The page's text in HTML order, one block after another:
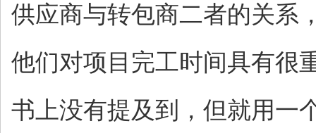
供应商与转包商二者的关系
他们对项目完工时间具有很
书上没有提及到，但就用一